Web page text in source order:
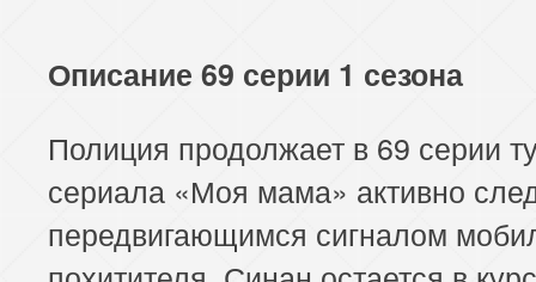
Описание 69 серии 1 сезона
Полиция продолжает в 69 серии
сериала «Моя мама» активно
передвигающимся сигналом